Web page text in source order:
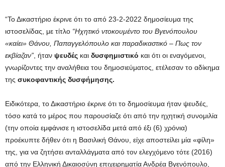
“Το Δικαστήριο έκρινε ότι το από 23-2-2022 δημοσίευμα της
ιστοσελίδας, με τίτλο “Ηχητικό ντοκουμέντο του Βγενόπουλου
«καίει» Θάνου, Παπαγγελόπουλο και παραδικαστικό – Πως τον
εκβίαζαν”, ήταν ψευδές και δυσφημιστικό και ότι οι εναγόμενοι,
γνωρίζοντες την αναλήθεια του δημοσιεύματος, ετέλεσαν το αδίκημα
της συκοφαντικής δυσφήμησης.
Ειδικότερα, το Δικαστήριο έκρινε ότι το δημοσίευμα ήταν ψευδές,
τόσο κατά το μέρος που παρουσίαζε ότι από την ηχητική συνομιλία
(την οποία εμφάνισε η ιστοσελίδα μετά από έξι (6) χρόνια)
προέκυπτε δήθεν ότι η Βασιλική Θάνου, είχε αποστείλει μία «φίλη»
της, για να ζητήσει ανταλλάγματα από τον ελεγχόμενο τότε (2016)
από την Ελληνική Δικαιοσύνη επιχειρηματία Ανδρέα Βγενόπουλο,